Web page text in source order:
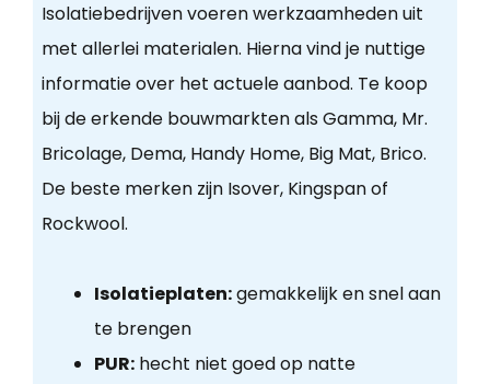
Isolatiebedrijven voeren werkzaamheden uit
met allerlei materialen. Hierna vind je nuttige
informatie over het actuele aanbod. Te koop
bij de erkende bouwmarkten als Gamma, Mr.
Bricolage, Dema, Handy Home, Big Mat, Brico.
De beste merken zijn Isover, Kingspan of
Rockwool.
Isolatieplaten:gemakkelijk en snel aan
te brengen
PUR:hecht niet goed op natte